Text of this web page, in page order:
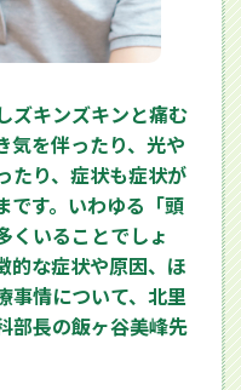
ズキンズキンと痛む
気を伴ったり、光や
たり、症状も症状が
です。いわゆる「頭
くいることでしょ
的な症状や原因、ほ
事情について、北里
部長の飯ヶ谷美峰先